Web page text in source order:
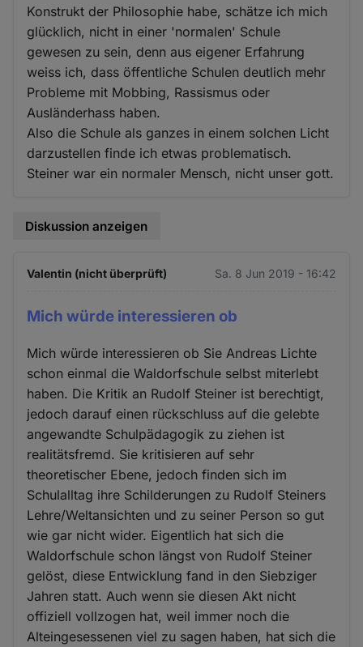
Konstrukt der Philosophie habe, schätze ich mich
glücklich, nicht in einer 'normalen' Schule
gewesen zu sein, denn aus eigener Erfahrung
weiss ich, dass öffentliche Schulen deutlich mehr
Probleme mit Mobbing, Rassismus oder
Ausländerhass haben.
Also die Schule als ganzes in einem solchen Licht
darzustellen finde ich etwas problematisch.
Steiner war ein normaler Mensch, nicht unser gott.
Diskussion anzeigen
Valentin (nicht überprüft) Sa. 8 Jun 2019 - 16:42
Mich würde interessieren ob
Mich würde interessieren ob Sie Andreas Lichte
schon einmal die Waldorfschule selbst miterlebt
haben. Die Kritik an Rudolf Steiner ist berechtigt,
jedoch darauf einen rückschluss auf die gelebte
angewandte Schulpädagogik zu ziehen ist
realitätsfremd. Sie kritisieren auf sehr
theoretischer Ebene, jedoch finden sich im
Schulalltag ihre Schilderungen zu Rudolf Steiners
Lehre/Weltansichten und zu seiner Person so gut
wie gar nicht wider. Eigentlich hat sich die
Waldorfschule schon längst von Rudolf Steiner
gelöst, diese Entwicklung fand in den Siebziger
Jahren statt. Auch wenn sie diesen Akt nicht
offiziell vollzogen hat, weil immer noch die
Alteingesessenen viel zu sagen haben, hat sich die